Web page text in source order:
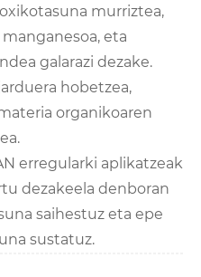
murriztea,
eta
galarazi dezake.
hobetzea,
organikoaren
erregularki aplikatzeak
dezakeela denboran
saihestuz eta epe
sustatuz.